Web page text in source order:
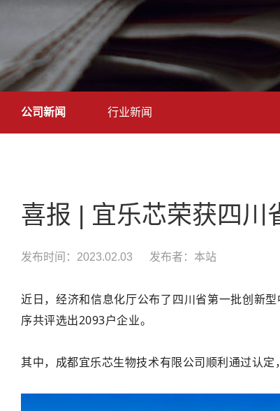
公司新闻 行业新闻
喜报 | 宜乐芯荣获四川
发布时间：2023.02.03 发布者：本站
近日，经济和信息化厅公布了四川省第一批创新
序共评选出2093户企业。
其中，成都宜乐芯生物技术有限公司顺利通过认定